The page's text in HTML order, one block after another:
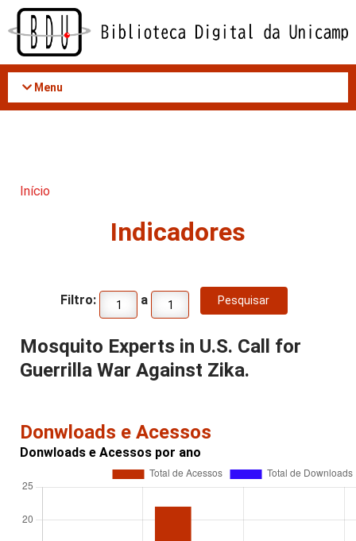
Acessar
conteúdo
Menu
Início
Indicadores
Filtro: a
Mosquito Experts in U.S. Call for
Guerrilla War Against Zika.
Donwloads e Acessos
Donwloads e Acessos por ano